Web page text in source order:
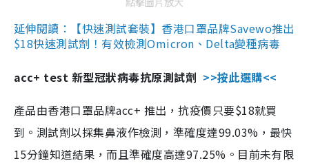
延伸閱讀：【快速測試套裝】香港口罩品牌Savewo推出
$18快速測試劑！有效檢測Omicron、Delta變種病毒
acc+ test 新型冠狀病毒抗原測試劑 >>按此選購<<
產品由香港口罩品牌acc+ 推出，抗疫價只要$18就買
到。測試劑以採集鼻液作檢測，準確度達99.03%，最快
15分鐘知道結果，而且準確度高達97.25%。目前未有限